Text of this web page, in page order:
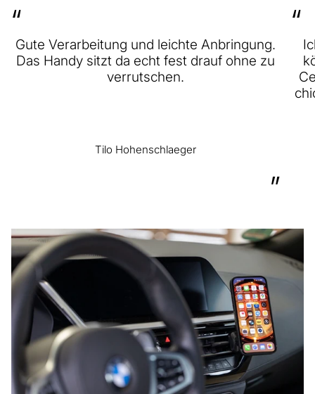
“
Gute Verarbeitung und leichte Anbringung.
Das Handy sitzt da echt fest drauf ohne zu
verrutschen.
”
Tilo Hohenschlaeger
“